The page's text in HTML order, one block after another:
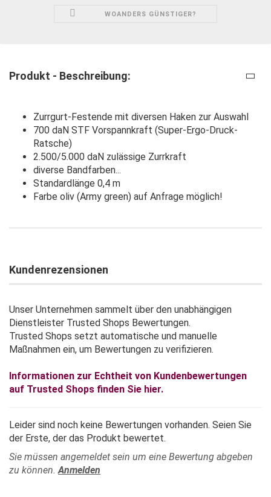
WOANDERS GÜNSTIGER?
Produkt - Beschreibung:
Zurrgurt-Festende mit diversen Haken zur Auswahl
700 daN STF Vorspannkraft (Super-Ergo-Druck-
Ratsche)
2.500/5.000 daN zulässige Zurrkraft
diverse Bandfarben...
Standardlänge 0,4 m
Farbe oliv (Army green) auf Anfrage möglich!
Kundenrezensionen
Unser Unternehmen sammelt über den unabhängigen
Dienstleister Trusted Shops Bewertungen.
Trusted Shops setzt automatische und manuelle
Maßnahmen ein, um Bewertungen zu verifizieren.
Informationen zur Echtheit von Kundenbewertungen
auf Trusted Shops finden Sie hier.
Leider sind noch keine Bewertungen vorhanden. Seien Sie
der Erste, der das Produkt bewertet.
Sie müssen angemeldet sein um eine Bewertung abgeben
zu können. Anmelden